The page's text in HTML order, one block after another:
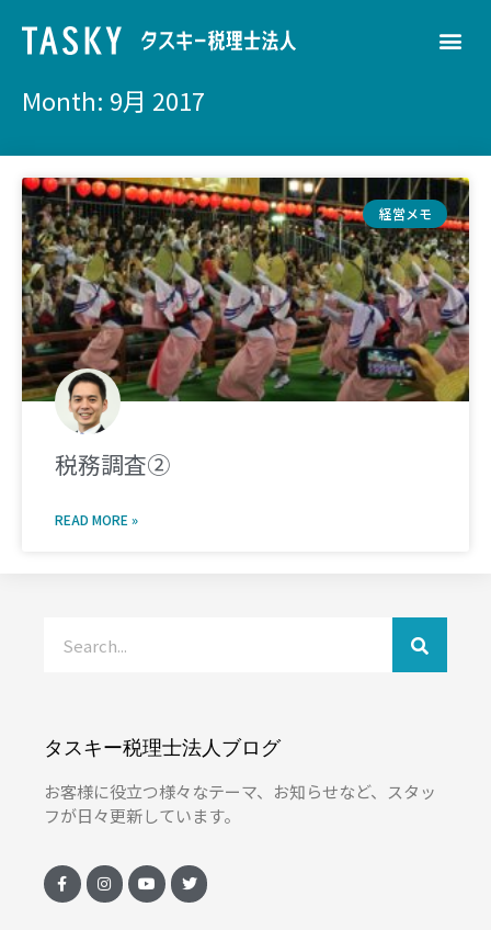
Month: 9月 2017
経営メモ
税務調査②
READ MORE »
タスキー税理士法人ブログ
お客様に役立つ様々なテーマ、お知らせなど、スタッ
フが日々更新しています。